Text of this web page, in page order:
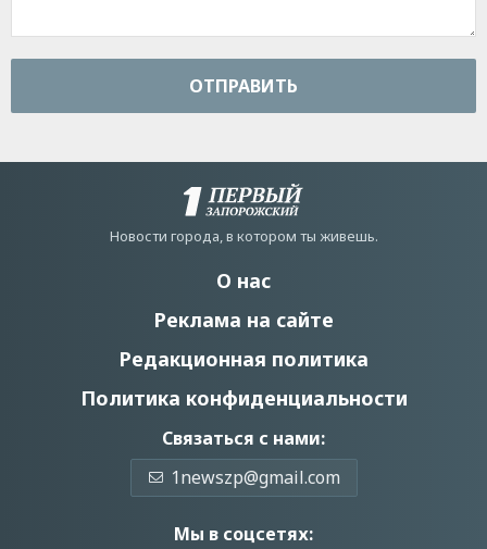
ОТПРАВИТЬ
Новости города, в котором ты живешь.
О нас
Реклама на сайте
Редакционная политика
Политика конфиденциальности
Связаться с нами:
1newszp@gmail.com
Мы в соцсетях: